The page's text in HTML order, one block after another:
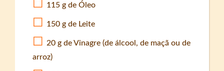
115 g de Óleo
150 g de Leite
20 g de Vinagre (de álcool, de maçã ou de
arroz)